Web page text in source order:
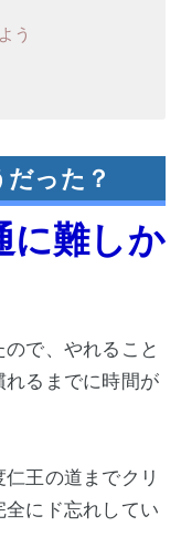
う
った？
に難しか
で、やれること
るまでに時間が
王の道までクリ
にド忘れしてい